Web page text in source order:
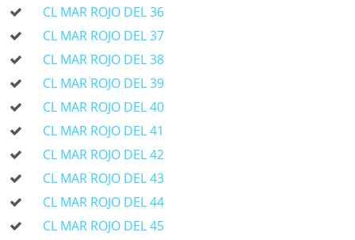
CL MAR ROJO DEL 36
CL MAR ROJO DEL 37
CL MAR ROJO DEL 38
CL MAR ROJO DEL 39
CL MAR ROJO DEL 40
CL MAR ROJO DEL 41
CL MAR ROJO DEL 42
CL MAR ROJO DEL 43
CL MAR ROJO DEL 44
CL MAR ROJO DEL 45